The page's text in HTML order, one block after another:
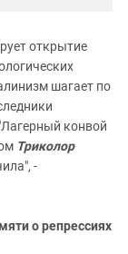
открытие
шагает по
конвой
Триколор
-
о репрессиях